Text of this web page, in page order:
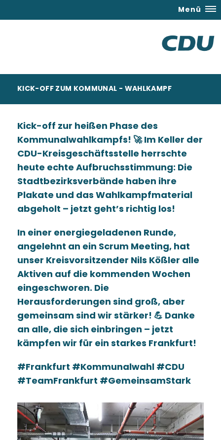
Menü
KICK-OFF ZUM KOMMUNAL - WAHLKAMPF
Kick-off zur heißen Phase des
Kommunalwahlkampfs! 🚀 Im Keller der
CDU-Kreisgeschäftsstelle herrschte
heute echte Aufbruchsstimmung: Die
Stadtbezirksverbände haben ihre
Plakate und das Wahlkampfmaterial
abgeholt – jetzt geht’s richtig los!
In einer energiegeladenen Runde,
angelehnt an ein Scrum Meeting, hat
unser Kreisvorsitzender Nils Kößler alle
Aktiven auf die kommenden Wochen
eingeschworen. Die
Herausforderungen sind groß, aber
gemeinsam sind wir stärker! 💪 Danke
an alle, die sich einbringen – jetzt
kämpfen wir für ein starkes Frankfurt!
#Frankfurt #Kommunalwahl #CDU
#TeamFrankfurt #GemeinsamStark